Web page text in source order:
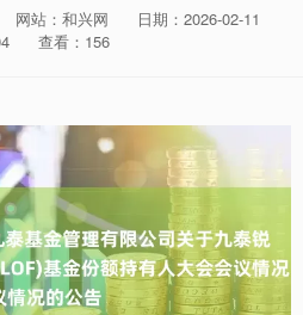
网站：和兴网
日期：2026-02-11
查看：156